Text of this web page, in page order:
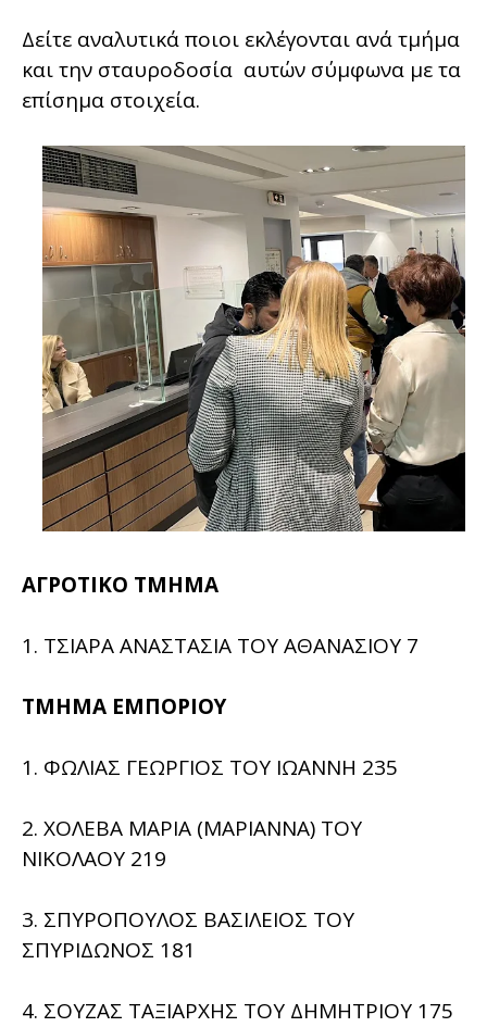
Δείτε αναλυτικά ποιοι εκλέγονται ανά τμήμα
και την σταυροδοσία αυτών σύμφωνα με τα
επίσημα στοιχεία.
ΑΓΡΟΤΙΚΟ ΤΜΗΜΑ
1. ΤΣΙΑΡΑ ΑΝΑΣΤΑΣΙΑ ΤΟΥ ΑΘΑΝΑΣΙΟΥ 7
ΤΜΗΜΑ ΕΜΠΟΡΙΟΥ
1. ΦΩΛΙΑΣ ΓΕΩΡΓΙΟΣ ΤΟΥ ΙΩΑΝΝΗ 235
2. ΧΟΛΕΒΑ ΜΑΡΙΑ (ΜΑΡΙΑΝΝΑ) ΤΟΥ
ΝΙΚΟΛΑΟΥ 219
3. ΣΠΥΡΟΠΟΥΛΟΣ ΒΑΣΙΛΕΙΟΣ ΤΟΥ
ΣΠΥΡΙΔΩΝΟΣ 181
4. ΣΟΥΖΑΣ ΤΑΞΙΑΡΧΗΣ ΤΟΥ ΔΗΜΗΤΡΙΟΥ 175